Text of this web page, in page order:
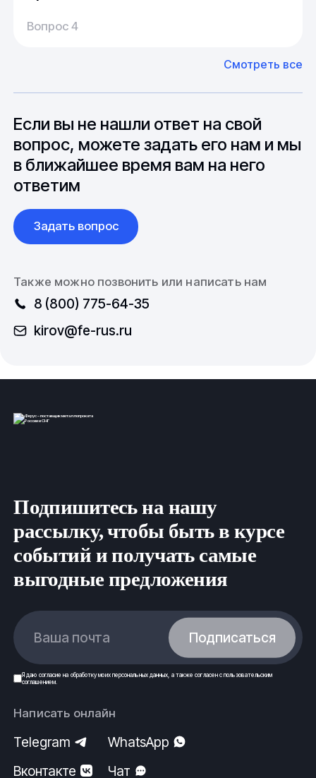
20-25 дней, но в зависимости от различных
может быть сокращен до 1 недели.
до 6 месяцев производства.
У нас большой опыт поставок из Европы и
Азии. Через наших партнеров мы сможем
вопросы связанные с документацией и
международной логистикой.
Вопрос 4
Смотреть все
Если вы не нашли ответ на свой
вопрос, можете задать его нам и мы
в ближайшее время вам на него
ответим
Задать вопрос
Также можно позвонить или написать нам
8 (800) 775-64-35
kirov@fe-rus.ru
Подпишитесь на нашу
рассылку, чтобы быть в курсе
событий и получать самые
выгодные предложения
Ваша почта Подписаться
Я даю согласие на обработку моих персональных данных , а также согласен спользовательским
соглашением.
Написать онлайн
Telegram
WhatsApp
Вконтакте
Чат